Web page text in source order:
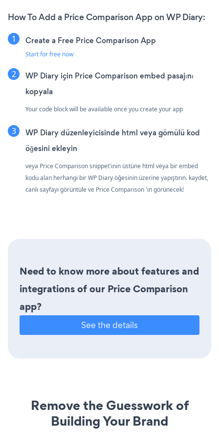
How To Add a Price Comparison App on WP Diary:
Create a Free Price Comparison App
Start for free now
WP Diary için Price Comparison embed pasajını
kopyala
Your code block will be available once you create your app
WP Diary düzenleyicisinde html veya gömülü kod
öğesini ekleyin
veya Price Comparison snippet'inin üstüne html veya bir embed
kodu alan herhangi bir WP Diary öğesinin üzerine yapıştırın. kaydet,
canlı sayfayı görüntüle ve Price Comparison 'in görünecek!
Need to know more about features and
integrations of our Price Comparison
app?
See the details
Remove the Guesswork of
Building Your Brand